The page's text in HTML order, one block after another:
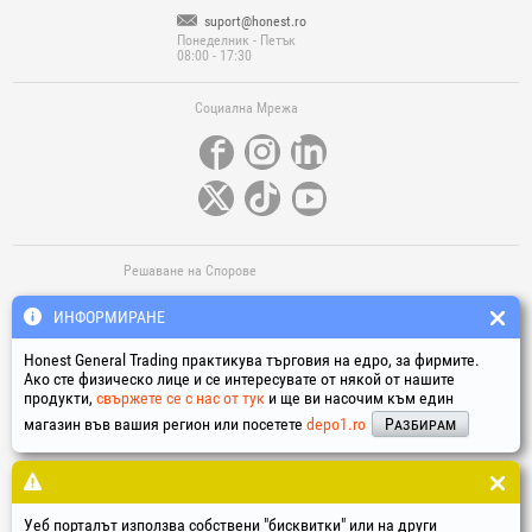
suport@honest.ro
Понеделник - Петък
08:00 - 17:30
Социална Мрежа
Решаване на Спорове
Полезни Линкове
Политика за използване на „бисквитките“
ИНФОРМИРАНЕ
Honest General Trading практикува търговия на едро, за фирмите.
Ако сте физическо лице и се интересувате от някой от нашите
продукти, свържете се с нас от тук и ще ви насочим към един
магазин във вашия регион или посетете depo1.ro Разбирам
Уеб порталът използва собствени "бисквитки" или на други